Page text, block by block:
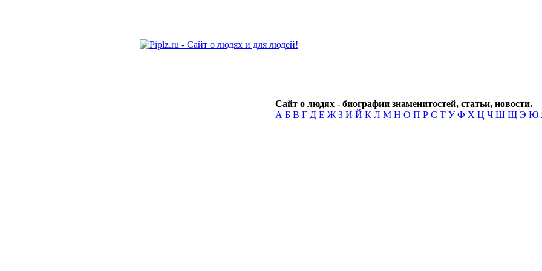
Сайт о людях - биографии знаменитостей, статьи, новости.
А Б В Г Д Е Ж З И Й К Л М Н О П Р С Т У Ф Х Ц Ч Ш Щ Э Ю